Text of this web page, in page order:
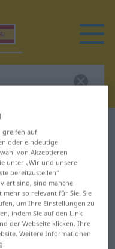
Lausbube
für
Übersetzung
greifen auf
oder eindeutige
von Akzeptieren
unter „Wir und unsere
bereitzustellen“
sind, sind manche
so relevant für Sie. Sie
um Ihre Einstellungen zu
indem Sie auf den Link
der Webseite klicken. Ihre
Weitere Informationen